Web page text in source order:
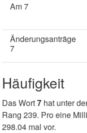
Am 7
Änderungsanträge
7
Häufigkeit
Das Wort7 hat unter
Rang 239. Pro eine
298.04 mal vor.